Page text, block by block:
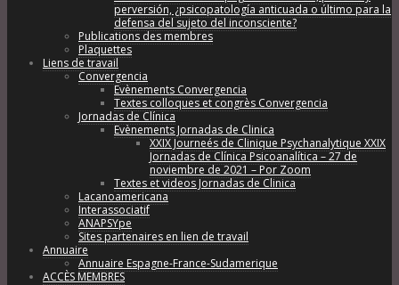
perversión, ¿psicopatología anticuada o último para la
defensa del sujeto del inconsciente?
Publications des membres
Plaquettes
Liens de travail
Convergencia
Evènements Convergencia
Textes colloques et congrès Convergencia
Jornadas de Clínica
Evènements Jornadas de Clinica
XXIX Journeés de Clinique Psychanalytique XXIX
Jornadas de Clínica Psicoanalítica – 27 de
noviembre de 2021 – Por Zoom
Textes et videos Jornadas de Clinica
Lacanoamericana
Interassociatif
ANAPSYpe
Sites partenaires en lien de travail
Annuaire
Annuaire Espagne-France-Sudamerique
ACCÈS MEMBRES